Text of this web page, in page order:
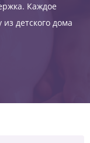
Каждое
детского дома